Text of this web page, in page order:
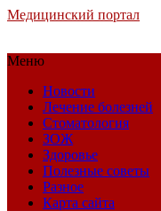
Медицинский портал
Меню
Новости
Лечение болезней
Стоматология
ЗОЖ
Здоровье
Полезные советы
Разное
Карта сайта